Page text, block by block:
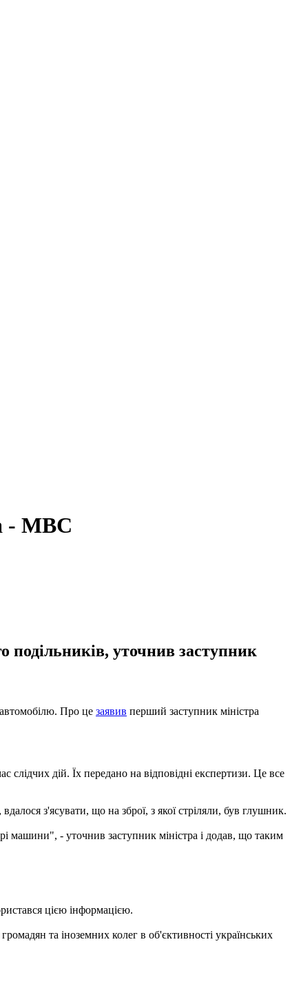
- МВС
подільників, уточнив заступник
автомобілю. Про це заявив перший заступник міністра
дій. Їх передано на відповідні експертизи. Це все
з'ясувати, що на зброї, з якої стріляли, був глушник.
машини", - уточнив заступник міністра і додав, що таким
цією інформацією.
та іноземних колег в об'єктивності українських